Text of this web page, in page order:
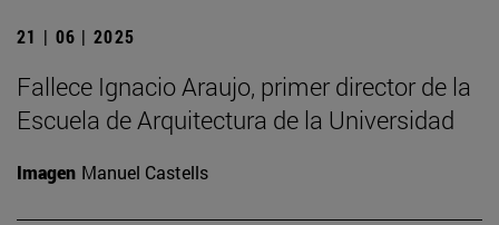
21 | 06 | 2025
Fallece Ignacio Araujo, primer director de la
Escuela de Arquitectura de la Universidad
Imagen Manuel Castells